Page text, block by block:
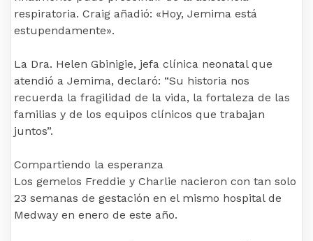
respiratoria. Craig añadió: «Hoy, Jemima está
estupendamente».
La Dra. Helen Gbinigie, jefa clínica neonatal que
atendió a Jemima, declaró: “Su historia nos
recuerda la fragilidad de la vida, la fortaleza de las
familias y de los equipos clínicos que trabajan
juntos”.
Compartiendo la esperanza
Los gemelos Freddie y Charlie nacieron con tan solo
23 semanas de gestación en el mismo hospital de
Medway en enero de este año.